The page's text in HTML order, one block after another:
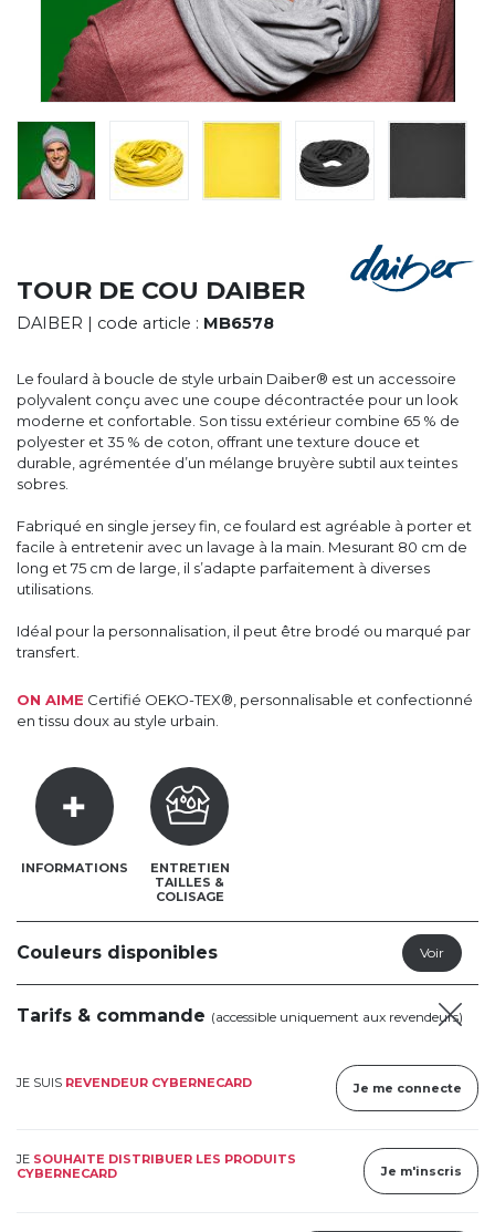
LA SOCIÉTÉ
SERVICES
ROADSHOWS, FORUM DES EXPERTS
MARQUES & CERTIFICATS
TECHNIQUES MARQUAGE
BLOG
TOUR DE COU DAIBER
DAIBER | code article : MB6578
Le foulard à boucle de style urbain Daiber® est un accessoire
polyvalent conçu avec une coupe décontractée pour un look
moderne et confortable. Son tissu extérieur combine 65 % de
polyester et 35 % de coton, offrant une texture douce et
durable, agrémentée d’un mélange bruyère subtil aux teintes
sobres.
Fabriqué en single jersey fin, ce foulard est agréable à porter et
facile à entretenir avec un lavage à la main. Mesurant 80 cm de
long et 75 cm de large, il s’adapte parfaitement à diverses
utilisations.
Idéal pour la personnalisation, il peut être brodé ou marqué par
transfert.
ON AIME Certifié OEKO-TEX®, personnalisable et confectionné
en tissu doux au style urbain.
INFORMATIONS
ENTRETIEN
TAILLES &
COLISAGE
Couleurs disponibles
Tarifs & commande (accessible uniquement aux revendeurs)
JE SUIS REVENDEUR CYBERNECARD Je me connecte
JE SOUHAITE DISTRIBUER LES PRODUITS
CYBERNECARD
Je m'inscris